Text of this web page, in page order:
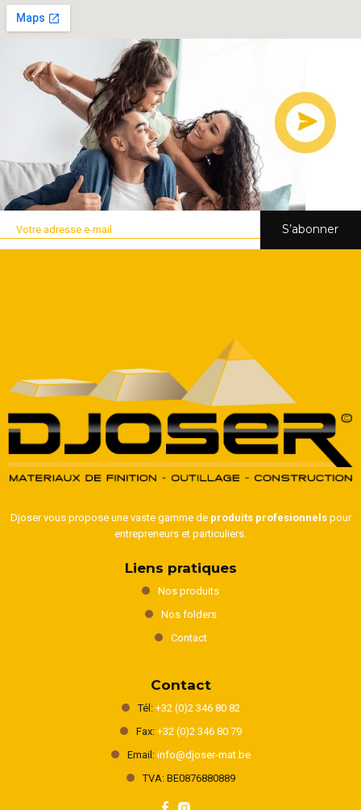
S’abonner
Djoser vous propose une vaste gamme de produits profesionnelspour
entrepreneurs et particuliers.
Liens pratiques
Nos produits
Nos folders
Contact
Contact
Tél: +32 (0)2 346 80 82
Fax: +32 (0)2 346 80 79
Email: info@djoser-mat.be
TVA: BE0876880889